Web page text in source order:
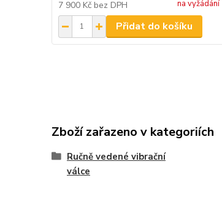
7 900 Kč bez DPH na vyžádání
Přidat do košíku
Zboží zařazeno v kategoriích
Ručně vedené vibrační
válce